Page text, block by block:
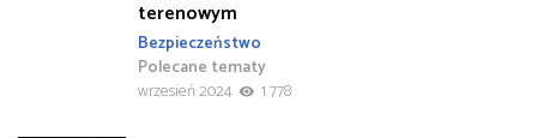
terenowym
Bezpieczeństwo
Polecane tematy
wrzesień 2024
1 778